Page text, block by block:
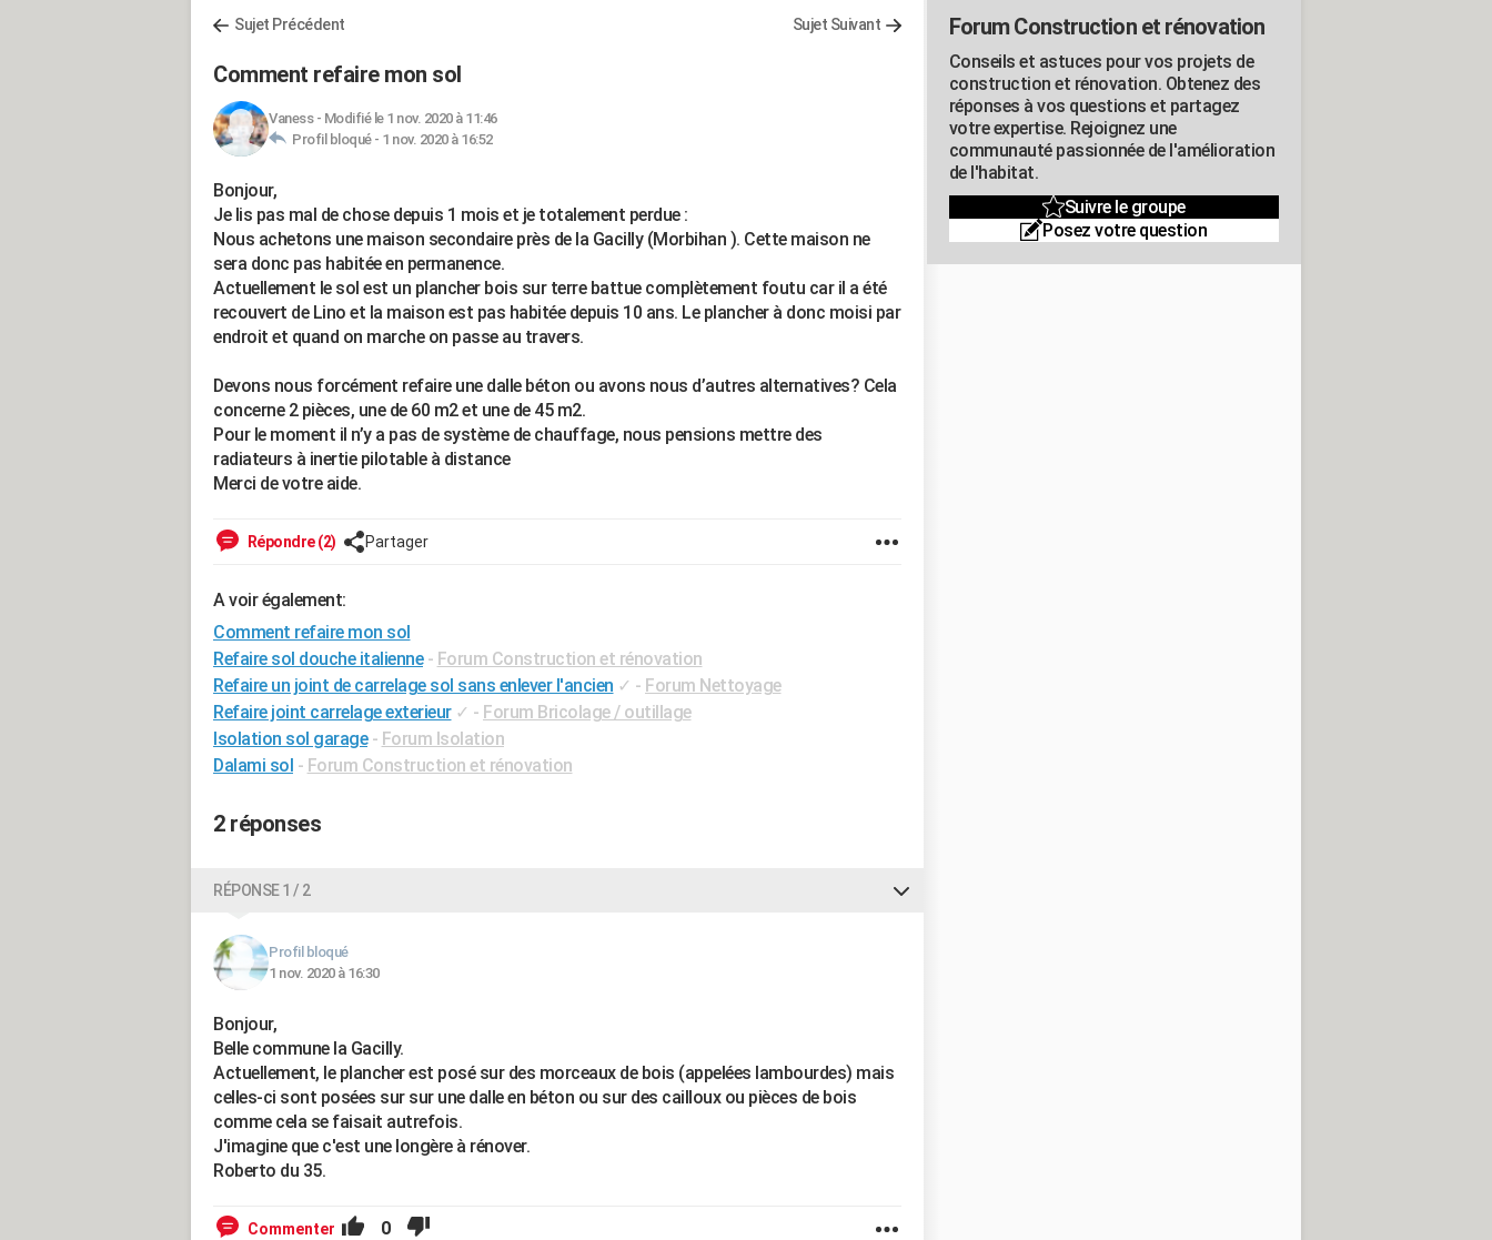
Sujet Précédent Sujet Suivant
Comment refaire mon sol
Vaness- Modifié le 1 nov. 2020 à 11:46
Profil bloqué - 1 nov. 2020 à 16:52
Bonjour,
Je lis pas mal de chose depuis 1 mois et je totalement perdue :
Nous achetons une maison secondaire près de la Gacilly (Morbihan ). Cette maison ne
sera donc pas habitée en permanence.
Actuellement le sol est un plancher bois sur terre battue complètement foutu car il a été
recouvert de Lino et la maison est pas habitée depuis 10 ans. Le plancher à donc moisi par
endroit et quand on marche on passe au travers.
Devons nous forcément refaire une dalle béton ou avons nous d’autres alternatives? Cela
concerne 2 pièces, une de 60 m2 et une de 45 m2.
Pour le moment il n’y a pas de système de chauffage, nous pensions mettre des
radiateurs à inertie pilotable à distance
Merci de votre aide.
Répondre (2) Partager
A voir également:
Comment refaire mon sol
Refaire sol douche italienne - Forum Construction et rénovation
Refaire un joint de carrelage sol sans enlever l'ancien ✓ - Forum Nettoyage
Refaire joint carrelage exterieur ✓ - Forum Bricolage / outillage
Isolation sol garage - Forum Isolation
Dalami sol - Forum Construction et rénovation
2 réponses
RÉPONSE 1 / 2
Profil bloqué
1 nov. 2020 à 16:30
Bonjour,
Belle commune la Gacilly.
Actuellement, le plancher est posé sur des morceaux de bois (appelées lambourdes) mais
celles-ci sont posées sur sur une dalle en béton ou sur des cailloux ou pièces de bois
comme cela se faisait autrefois.
J'imagine que c'est une longère à rénover.
Roberto du 35.
Commenter 0
Forum Construction et rénovation
Conseils et astuces pour vos projets de
construction et rénovation. Obtenez des
réponses à vos questions et partagez
votre expertise. Rejoignez une
communauté passionnée de l'amélioration
de l'habitat.
Suivre le groupe
Posez votre question